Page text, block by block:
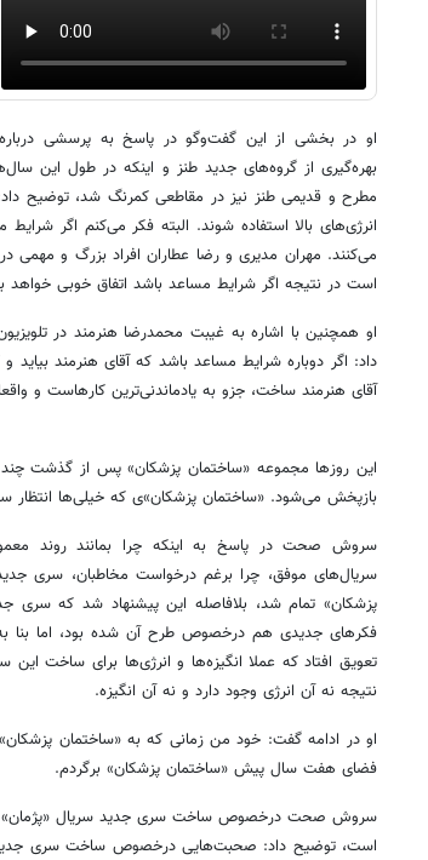
او در بخشی از این گفت‌وگو در پاسخ به پرسشی
بهره‌گیری از گروه‌های جدید طنز و اینکه در طول این
مطرح و قدیمی طنز نیز در مقاطعی کمرنگ شد، توضیح
انرژی‌های بالا استفاده شوند. البته فکر می‌کنم اگر
می‌کنند. مهران مدیری و رضا عطاران افراد بزرگ و
است در نتیجه اگر شرایط مساعد باشد اتفاق خوبی خواهد
او همچنین با اشاره به غیبت محمدرضا هنرمند در
داد: اگر دوباره شرایط مساعد باشد که آقای هنرمند
آقای هنرمند ساخت، جزو به یادماندنی‌ترین کارهاست و
این روزها مجموعه «ساختمان پزشکان» پس از گذشت
بازپخش می‌شود. «ساختمان پزشکان»ی که خیلی‌ها
سروش صحت در پاسخ به اینکه چرا بمانند روند
سریال‌های موفق، چرا برغم درخواست مخاطبان، سری
پزشکان» تمام شد، بلافاصله این پیشنهاد شد که سری
فکر‌های جدیدی هم درخصوص طرح آن شده بود، اما بنا
تعویق افتاد که عملا انگیزه‌ها و انرژی‌ها برای ساخت
نتیجه نه آن انرژی وجود دارد و نه آن انگیزه.
او در ادامه گفت: خود من زمانی که به «ساختمان
فضای هفت سال پیش «ساختمان پزشکان» برگردم.
سروش صحت درخصوص ساخت سری جدید سریال «پژمان»
است، توضیح داد: صحبت‌هایی درخصوص ساخت سری جدید